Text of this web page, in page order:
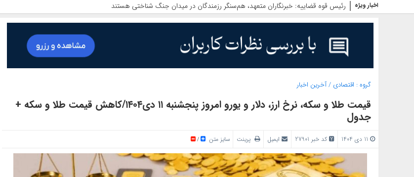
اخبار ویژه رئیس قوه قضاییه: خبرنگاران متعهد، هم‌سنگر رزمندگان در میدان جنگ شناختی هستند
گروه : اقتصادی /آخرین اخبار
قیمت طلا و سکه، نرخ ارز، دلار و یورو امروز پنجشنبه ۱۱ دی۱۴۰۴/کاهش قیمت طلا و سکه +
جدول
کد خبر 27901 ایمیل پرینت سایز متن /